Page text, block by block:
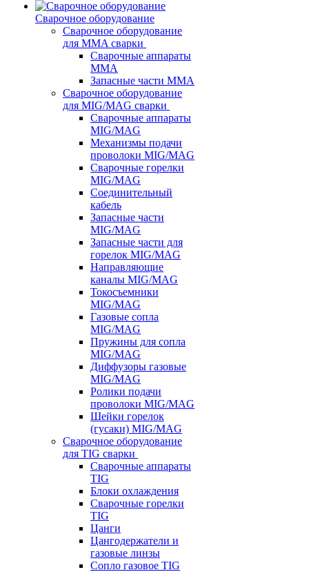
Сварочное оборудование
Сварочное оборудование
для MMA сварки
Сварочные аппараты
MMA
Запасные части MMA
Сварочное оборудование
для MIG/MAG сварки
Сварочные аппараты
MIG/MAG
Механизмы подачи
проволоки MIG/MAG
Сварочные горелки
MIG/MAG
Соединительный
кабель
Запасные части
MIG/MAG
Запасные части для
горелок MIG/MAG
Направляющие
каналы MIG/MAG
Токосъемники
MIG/MAG
Газовые сопла
MIG/MAG
Пружины для сопла
MIG/MAG
Диффузоры газовые
MIG/MAG
Ролики подачи
проволоки MIG/MAG
Шейки горелок
(гусаки) MIG/MAG
Сварочное оборудование
для TIG сварки
Сварочные аппараты
TIG
Блоки охлаждения
Сварочные горелки
TIG
Цанги
Цангодержатели и
газовые линзы
Сопло газовое TIG